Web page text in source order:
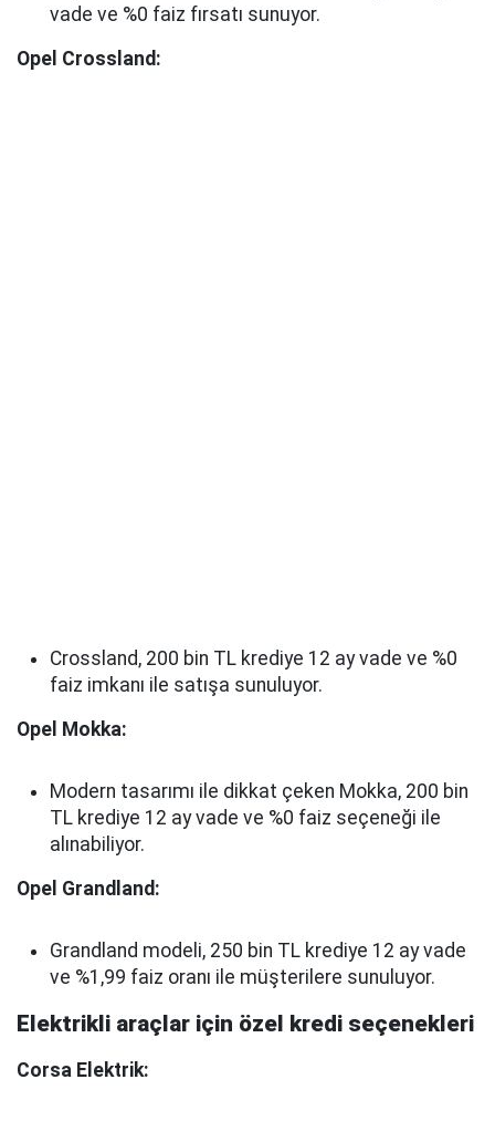
vade ve %0 faiz fırsatı sunuyor.
Opel Crossland:
Crossland, 200 bin TL krediye 12 ay vade ve %0
faiz imkanı ile satışa sunuluyor.
Opel Mokka:
Modern tasarımı ile dikkat çeken Mokka, 200 bin
TL krediye 12 ay vade ve %0 faiz seçeneği ile
alınabiliyor.
Opel Grandland:
Grandland modeli, 250 bin TL krediye 12 ay vade
ve %1,99 faiz oranı ile müşterilere sunuluyor.
Elektrikli araçlar için özel kredi seçenekleri
Corsa Elektrik: